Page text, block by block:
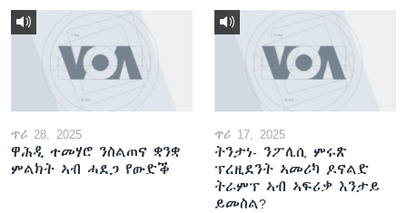
ጥሪ 28, 2025
ዋሕዲ ተመሃሮ ንስልጠና ቋንቋ
ምልክት ኣብ ሓደጋ የውድቕ
ጥሪ 17, 2025
ትንታነ- ንፖሊሲ ምሩጽ
ፕረዚደንት ኣመሪካ ዶናልድ
ትራምፕ ኣብ ኣፍሪቃ እንታይ
ይመስል?